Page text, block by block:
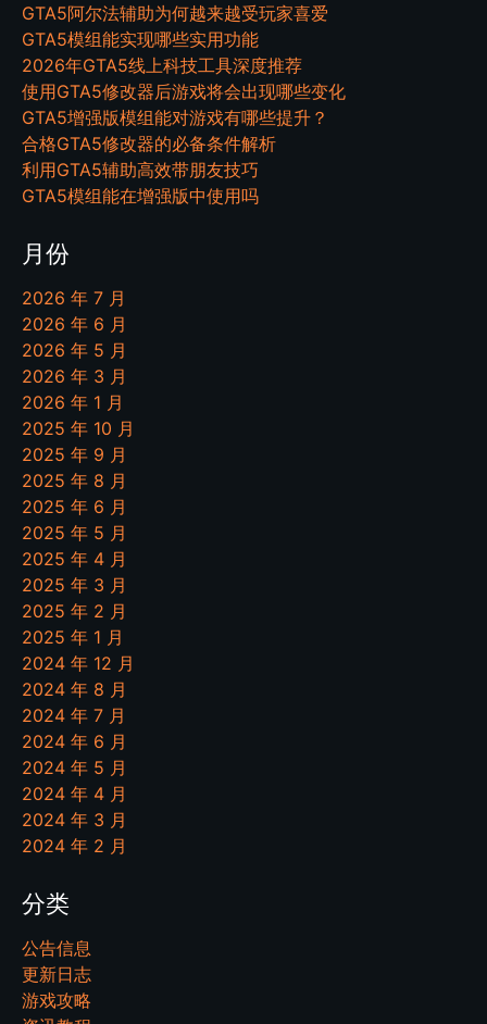
GTA5阿尔法辅助为何越来越受玩家喜爱
GTA5模组能实现哪些实用功能
2026年GTA5线上科技工具深度推荐
使用GTA5修改器后游戏将会出现哪些变化
GTA5增强版模组能对游戏有哪些提升？
合格GTA5修改器的必备条件解析
利用GTA5辅助高效带朋友技巧
GTA5模组能在增强版中使用吗
月份
2026 年 7 月
2026 年 6 月
2026 年 5 月
2026 年 3 月
2026 年 1 月
2025 年 10 月
2025 年 9 月
2025 年 8 月
2025 年 6 月
2025 年 5 月
2025 年 4 月
2025 年 3 月
2025 年 2 月
2025 年 1 月
2024 年 12 月
2024 年 8 月
2024 年 7 月
2024 年 6 月
2024 年 5 月
2024 年 4 月
2024 年 3 月
2024 年 2 月
分类
公告信息
更新日志
游戏攻略